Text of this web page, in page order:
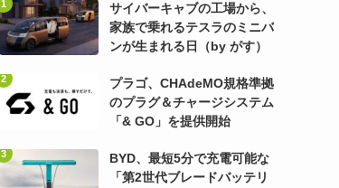
サイバーキャブの工場から、
家族で乗れるテスラのミニバ
ンが生まれる日（by がす）
プラゴ、CHAdeMO規格準拠
のプラグ＆チャージシステム
「& GO」を提供開始
BYD、最短5分で充電可能な
「第2世代ブレードバッテリ